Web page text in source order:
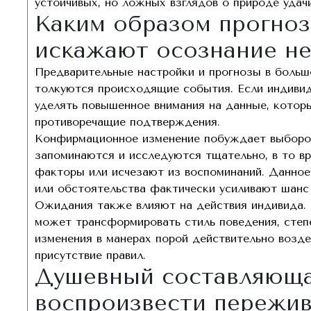
Каким образом
искажают осознание
Предварительные настройки и прогнозы в
толкуются происходящие события. Если
уделять повышенное внимания на данные,
противоречащие подтверждения.
Конфирмационное изменение побуждает
запоминаются и исследуются тщательно, в то
факторы или исчезают из воспоминаний.
или обстоятельства фактически усиливают
Ожидания также влияют на действия
может трансформировать стиль поведения,
изменения в манерах порой действительно
присутствие правил.
Душевный
воспроизвести